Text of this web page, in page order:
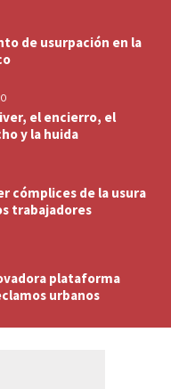
de usurpación en la
el encierro, el
y la huida
cómplices de la usura
trabajadores
plataforma
urbanos